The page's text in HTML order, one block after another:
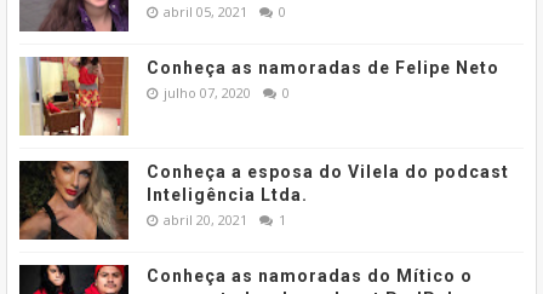
abril 05, 2021 0
Conheça as namoradas de Felipe Neto
julho 07, 2020 0
Conheça a esposa do Vilela do podcast
Inteligência Ltda.
abril 20, 2021 1
Conheça as namoradas do Mítico o